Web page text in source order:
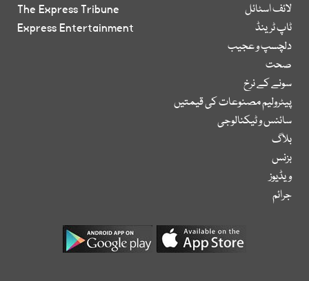
لائف اسٹائل
ٹاپ ٹرینڈ
دلچسپ و عجیب
صحت
سونے کے نرخ
پیٹرولیم مصنوعات کی قیمتیں
سائنس و ٹیکنالوجی
بلاگ
بزنس
ویڈیوز
جرائم
The Express Tribune
Express Entertainment